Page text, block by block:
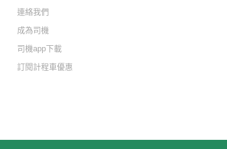
連絡我們
成為司機
司機app下載
訂閱計程車優惠